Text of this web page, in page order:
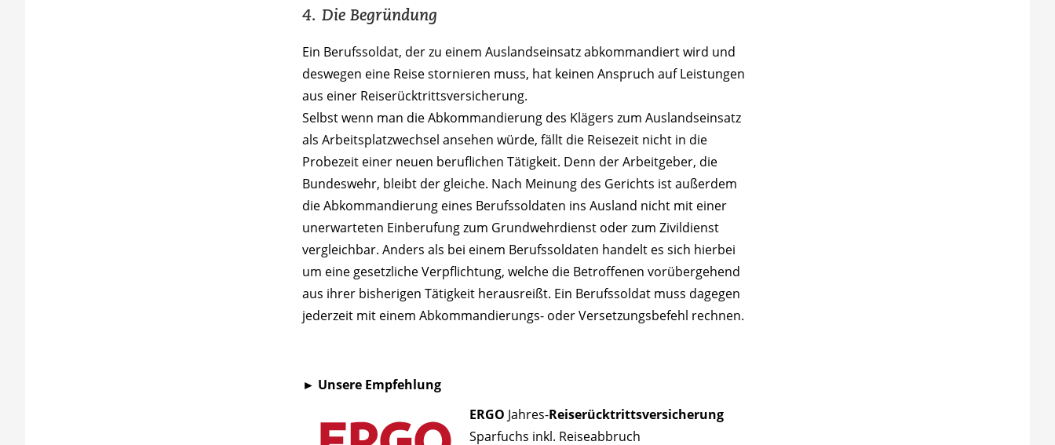
4. Die Begründung
Ein Berufssoldat, der zu einem Auslandseinsatz abkommandiert wird und
deswegen eine Reise stornieren muss, hat keinen Anspruch auf Leistungen
aus einer Reiserücktrittsversicherung.
Selbst wenn man die Abkommandierung des Klägers zum Auslandseinsatz
als Arbeitsplatzwechsel ansehen würde, fällt die Reisezeit nicht in die
Probezeit einer neuen beruflichen Tätigkeit. Denn der Arbeitgeber, die
Bundeswehr, bleibt der gleiche. Nach Meinung des Gerichts ist außerdem
die Abkommandierung eines Berufssoldaten ins Ausland nicht mit einer
unerwarteten Einberufung zum Grundwehrdienst oder zum Zivildienst
vergleichbar. Anders als bei einem Berufssoldaten handelt es sich hierbei
um eine gesetzliche Verpflichtung, welche die Betroffenen vorübergehend
aus ihrer bisherigen Tätigkeit herausreißt. Ein Berufssoldat muss dagegen
jederzeit mit einem Abkommandierungs- oder Versetzungsbefehl rechnen.
► Unsere Empfehlung
ERGO Jahres-Reiserücktrittsversicherung
Sparfuchs inkl. Reiseabbruch